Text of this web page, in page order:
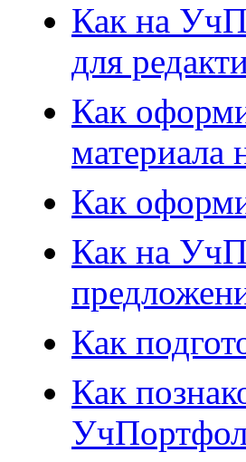
Как на
для
Как
материала
Как
Как на
Как
Как